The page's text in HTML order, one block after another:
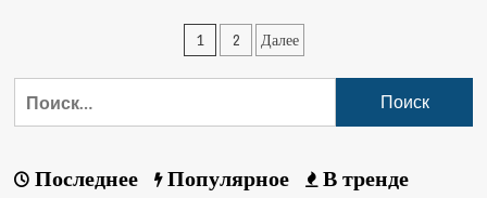
1 2 Далее
Последнее Популярное В тренде